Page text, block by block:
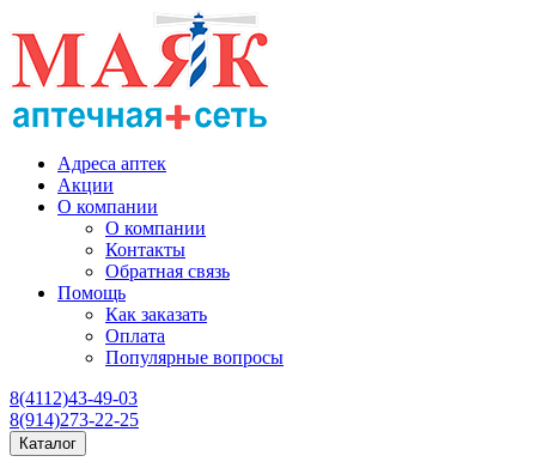
Адреса аптек
Акции
О компании
О компании
Контакты
Обратная связь
Помощь
Как заказать
Оплата
Популярные вопросы
8(4112)43-49-03
8(914)273-22-25
Каталог